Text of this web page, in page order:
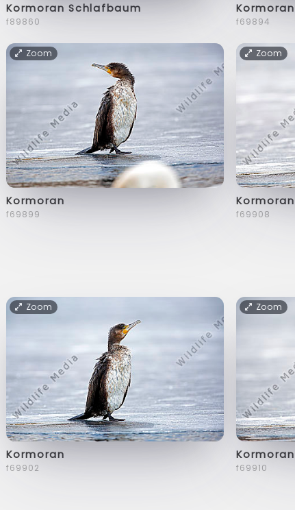
Kormoran Schlafbaum
f89860
Kormoran
f69894
Zoom
Kormoran
f69899
Zoom
Kormoran
f69908
Zoom
Kormoran
f69902
Zoom
Kormoran
f69910